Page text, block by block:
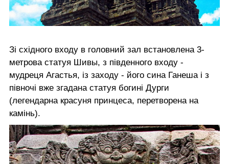
Зі східного входу в головний зал встановлена 3-
метрова статуя Шивы, з південного входу -
мудреця Агастья, із заходу - його сина Ганеша і з
півночі вже згадана статуя богині Дурги
(легендарна красуня принцеса, перетворена на
камінь).